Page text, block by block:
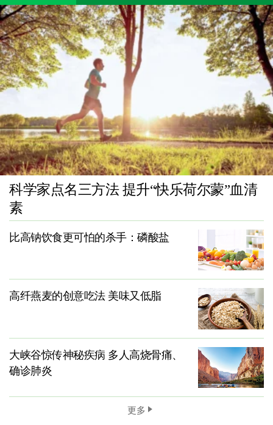
科学家点名三方法 提升“快乐荷尔蒙”血清
素
比高钠饮食更可怕的杀手：磷酸盐
高纤燕麦的创意吃法 美味又低脂
大峡谷惊传神秘疾病 多人高烧骨痛、
确诊肺炎
更多